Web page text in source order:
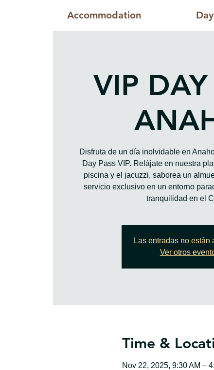
Accommodation
VIP DAY
Disfruta de un día inolvidable en
Day Pass VIP. Relájate en nuestra
piscina y el jacuzzi, saborea un
servicio exclusivo en un entorno
tranquilidad en el
Las entradas no están
Ver otros
Time &
Nov 22, 2025, 9:30 AM –